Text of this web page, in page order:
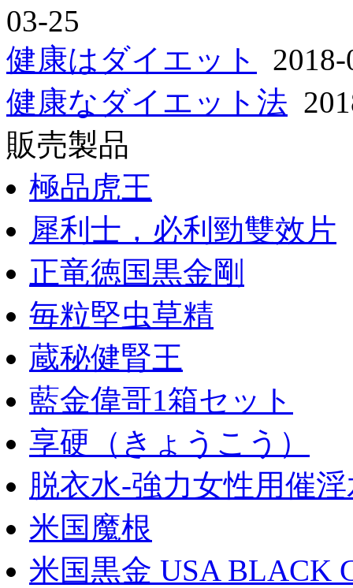
03-25
健康はダイエット
健康なダイエット法
販売製品
極品虎王
犀利士，必利勁雙效片
正竜徳国黒金剛
毎粒堅虫草精
蔵秘健腎王
藍金偉哥1箱セット
享硬（きょうこう）
脱衣水-強力女性用催
米国魔根
米国黒金 USA BLACK